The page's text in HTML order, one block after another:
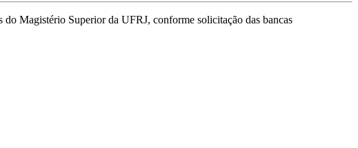
Magistério Superior da UFRJ, conforme solicitação das bancas